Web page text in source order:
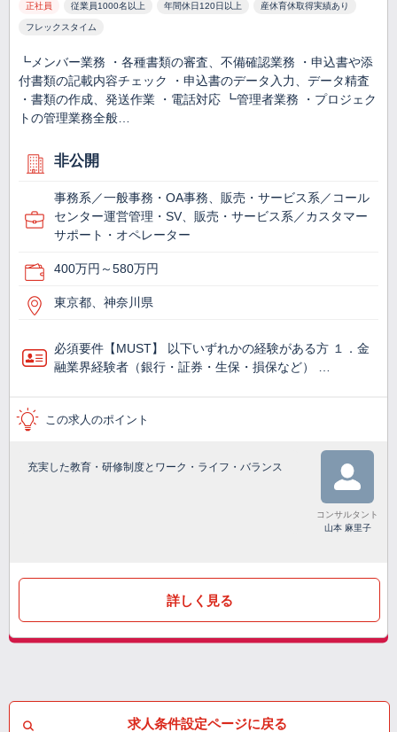
正社員 従業員1000名以上 年間休日120日以上 産休育休取得実績あり
フレックスタイム
┗メンバー業務 ・各種書類の審査、不備確認業務 ・申込書や添
付書類の記載内容チェック ・申込書のデータ入力、データ精査
・書類の作成、発送作業 ・電話対応 ┗管理者業務 ・プロジェク
トの管理業務全般…
非公開
事務系／一般事務・OA事務、販売・サービス系／コール
センター運営管理・SV、販売・サービス系／カスタマー
サポート・オペレーター
400万円～580万円
東京都、神奈川県
必須要件【MUST】 以下いずれかの経験がある方 １．金
融業界経験者（銀行・証券・生保・損保など） …
この求人のポイント
充実した教育・研修制度とワーク・ライフ・バランス
コンサルタント
山本 麻里子
詳しく見る
求人条件設定ページに戻る